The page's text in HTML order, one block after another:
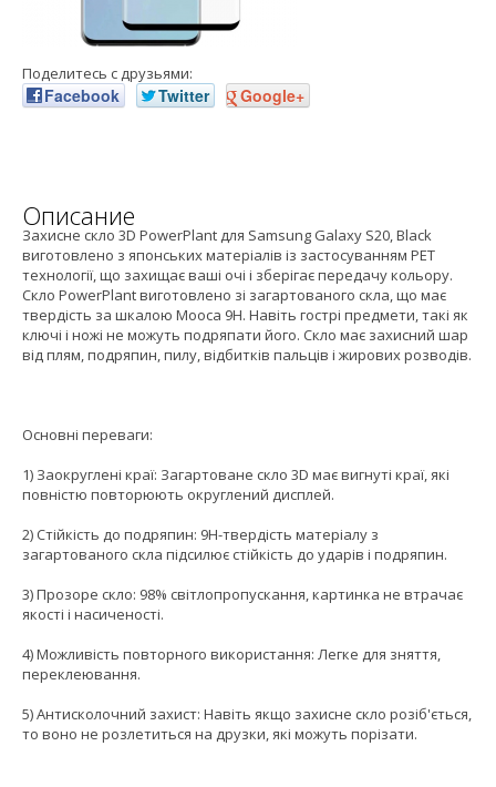
Поделитесь с друзьями:
Facebook Twitter Google+
Описание
Захисне скло 3D PowerPlant для Samsung Galaxy S20, Black
виготовлено з японських матеріалів із застосуванням PET
технології, що захищає ваші очі і зберігає передачу кольору.
Скло PowerPlant виготовлено зі загартованого скла, що має
твердість за шкалою Мооса 9H. Навіть гострі предмети, такі як
ключі і ножі не можуть подряпати його. Скло має захисний шар
від плям, подряпин, пилу, відбитків пальців і жирових розводів.
Основні переваги:
1) Заокруглені краї: Загартоване скло 3D має вигнуті краї, які
повністю повторюють округлений дисплей.
2) Стійкість до подряпин: 9H-твердість матеріалу з
загартованого скла підсилює стійкість до ударів і подряпин.
3) Прозоре скло: 98% світлопропускання, картинка не втрачає
якості і насиченості.
4) Можливість повторного використання: Легке для зняття,
переклеювання.
5) Антисколочний захист: Навіть якщо захисне скло розіб'ється,
то воно не розлетиться на друзки, які можуть порізати.